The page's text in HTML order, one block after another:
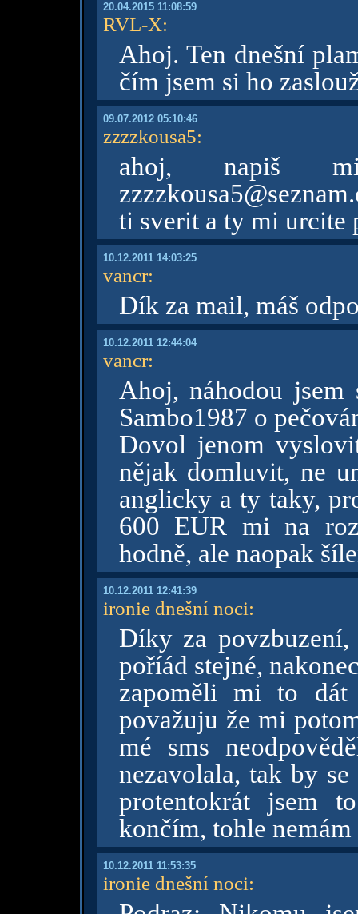
20.04.2015 11:08:59
RVL-X:
Ahoj. Ten dnešní
čím jsem si ho
09.07.2012 05:10:46
zzzzkousa5:
ahoj, napiš
ti sverit a ty mi urcite
10.12.2011 14:03:25
vancr:
Dík za mail, máš
10.12.2011 12:44:04
vancr:
Ahoj, náhodou
Sambo1987 o
Dovol jenom
nějak domluvit, ne
anglicky a ty taky,
600 EUR mi na
hodně, ale naopak
10.12.2011 12:41:39
ironie dnešní noci:
Díky za
poříád stejné,
zapoměli mi to dát
považuju že mi
mé sms
nezavolala, tak by
protentokrát jsem
končím, tohle
10.12.2011 11:53:35
ironie dnešní noci: